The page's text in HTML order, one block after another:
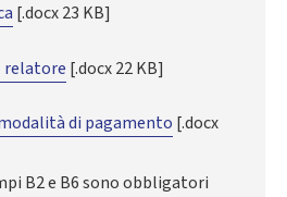
[.docx 23 KB]
relatore [.docx 22 KB]
di pagamento [.docx
B2 e B6 sono obbligatori